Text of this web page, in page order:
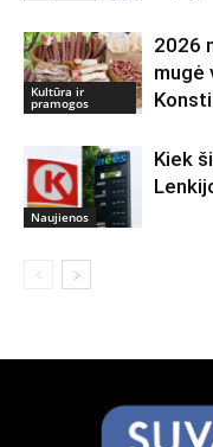
Kultūra ir
pramogos
2026
mugė
Naujienos
Kiek